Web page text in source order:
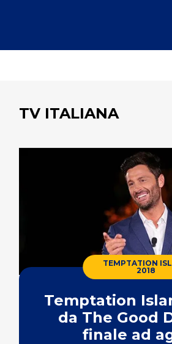
TV ITALIANA
TEMPTATION
2018
Temptation
da The Good
finale ad